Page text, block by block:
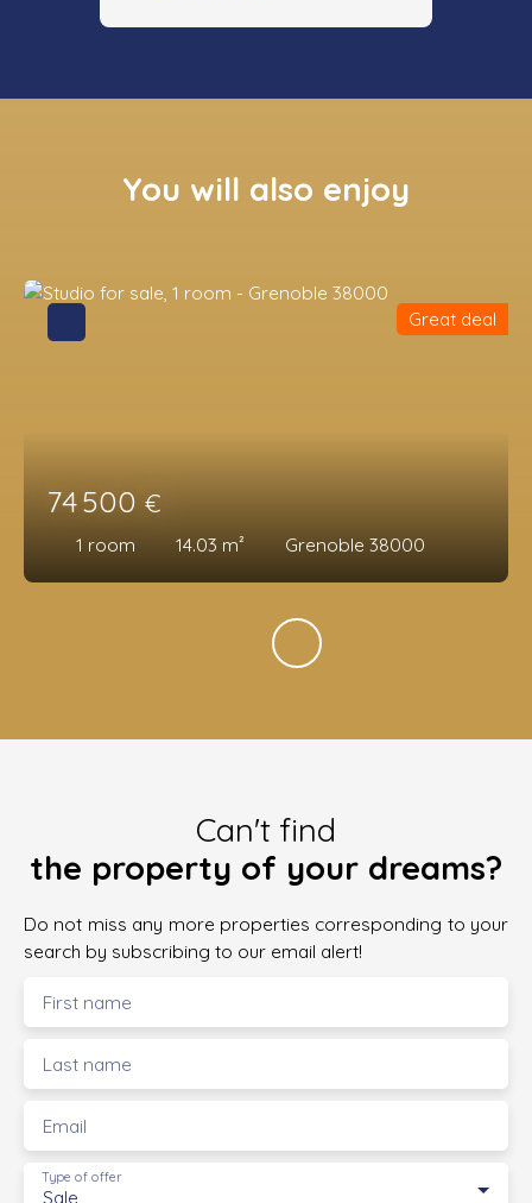
You will also enjoy
74 500 €
1 room 14.03 m² Grenoble 38000
Great deal
Can't find
the property of your dreams?
Do not miss any more properties corresponding to your
search by subscribing to our email alert!
First name
Last name
Email
Sale
Type of offer